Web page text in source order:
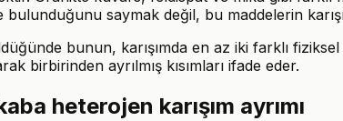
bulunduğunu saymak değil, bu maddelerin
bunun, karışımda en az iki farklı
birbirinden ayrılmış kısımları ifade eder.
heterojen karışım ayrımı